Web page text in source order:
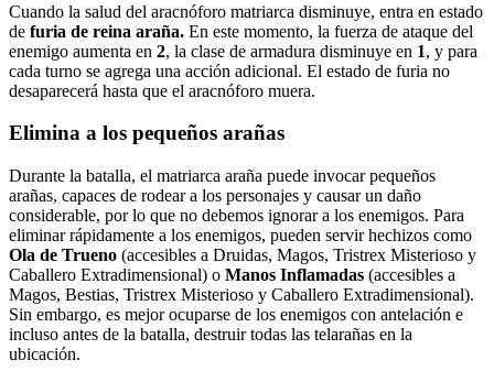
Cuando la salud del aracnóforo matriarca disminuye, entra en estado
de furia de reina araña. En este momento, la fuerza de ataque del
enemigo aumenta en 2, la clase de armadura disminuye en 1, y para
cada turno se agrega una acción adicional. El estado de furia no
desaparecerá hasta que el aracnóforo muera.
Elimina a los pequeños arañas
Durante la batalla, el matriarca araña puede invocar pequeños
arañas, capaces de rodear a los personajes y causar un daño
considerable, por lo que no debemos ignorar a los enemigos. Para
eliminar rápidamente a los enemigos, pueden servir hechizos como
Ola de Trueno (accesibles a Druidas, Magos, Tristrex Misterioso y
Caballero Extradimensional) o Manos Inflamadas (accesibles a
Magos, Bestias, Tristrex Misterioso y Caballero Extradimensional).
Sin embargo, es mejor ocuparse de los enemigos con antelación e
incluso antes de la batalla, destruir todas las telarañas en la
ubicación.